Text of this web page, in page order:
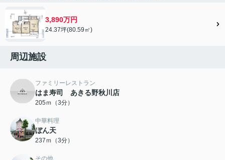
3,890万円
24.37坪(80.59㎡)
周辺施設
ファミリーレストラン
はま寿司 あきる野秋川店
205ｍ（3分）
中華料理
ぼん天
237ｍ（3分）